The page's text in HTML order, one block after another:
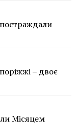
– двоє
Місяцем